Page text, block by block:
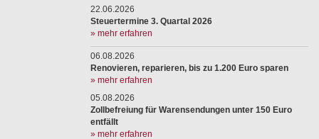
22.06.2026
Steuertermine 3. Quartal 2026
» mehr erfahren
06.08.2026
Renovieren, reparieren, bis zu 1.200 Euro sparen
» mehr erfahren
05.08.2026
Zollbefreiung für Warensendungen unter 150 Euro
entfällt
» mehr erfahren